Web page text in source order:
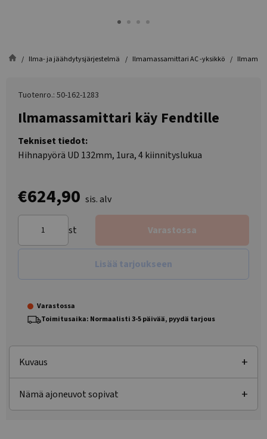
Ilma- ja jäähdytysjärjestelmä Ilmamassamittari AC -yksikkö
Tuotenro.: 50-162-1283
Ilmamassamittari käy Fendtille
Tekniset tiedot:
Hihnapyörä UD 132mm, 1ura, 4 kiinnityslukua
€624,90 sis. alv
st Varastossa
Lisää tarjoukseen
Varastossa
Toimitusaika: Normaalisti 3-5 päivää, pyydä tarjous
Kuvaus
Nämä ajoneuvot sopivat